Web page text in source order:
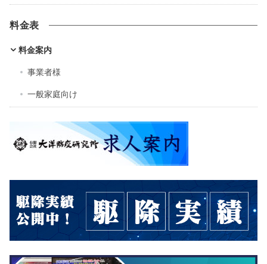
料金表
料金案内
事業者様
一般家庭向け